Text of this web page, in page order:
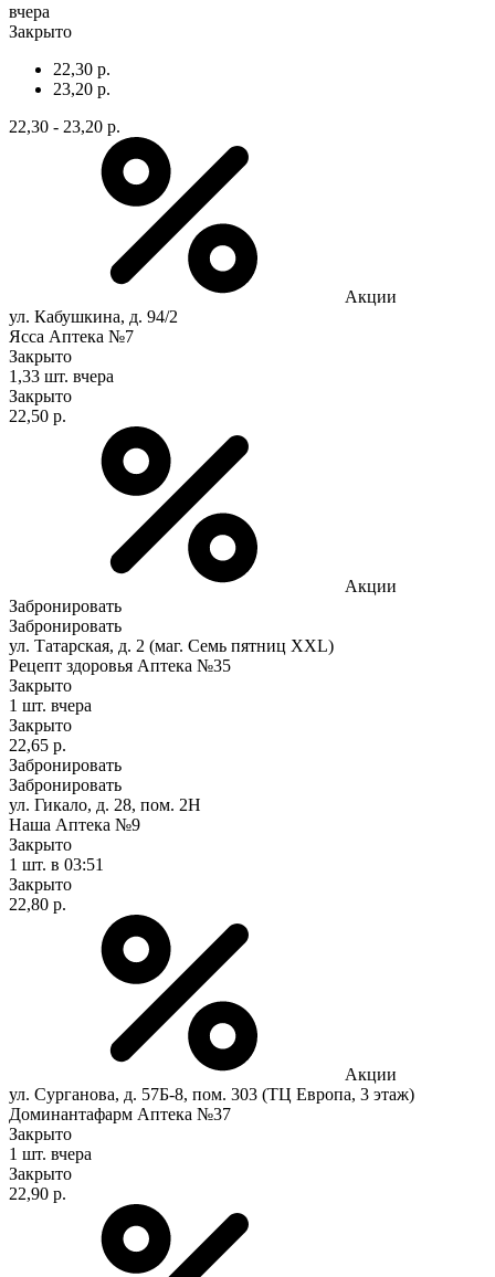
вчера
Закрыто
22,30 р.
23,20 р.
22,30 - 23,20 р.
Акции
ул. Кабушкина, д. 94/2
Ясса Аптека №7
Закрыто
1,33 шт. вчера
Закрыто
22,50 р.
Акции
Забронировать
Забронировать
ул. Татарская, д. 2 (маг. Семь пятниц XXL)
Рецепт здоровья Аптека №35
Закрыто
1 шт. вчера
Закрыто
22,65 р.
Забронировать
Забронировать
ул. Гикало, д. 28, пом. 2Н
Наша Аптека №9
Закрыто
1 шт. в 03:51
Закрыто
22,80 р.
Акции
ул. Сурганова, д. 57Б-8, пом. 303 (ТЦ Европа, 3 этаж)
Доминантафарм Аптека №37
Закрыто
1 шт. вчера
Закрыто
22,90 р.